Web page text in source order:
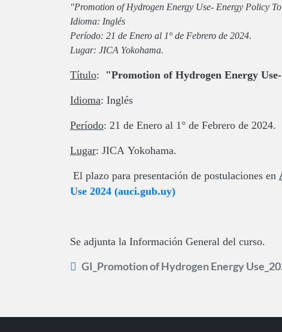
"Promotion of Hydrogen Energy Use- Energy Policy
Idioma: Inglés
Período: 21 de Enero al 1° de Febrero de 2024.
Lugar: JICA Yokohama.
Título: "Promotion of Hydrogen Energy
Idioma: Inglés
Período: 21 de Enero al 1° de Febrero de 2024.
Lugar: JICA Yokohama.
El plazo para presentación de postulaciones en
Use 2024 (auci.gub.uy)
Se adjunta la Información General del curso.
GI_Promotion of Hydrogen Energy